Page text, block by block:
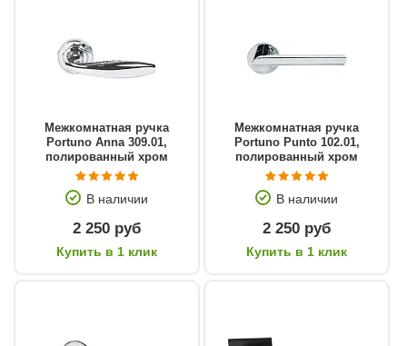
Межкомнатная ручка
Portuno Anna 309.01,
полированный хром
В наличии
2 250 руб
Купить в 1 клик
Межкомнатная ручка
Portuno Punto 102.01,
полированный хром
В наличии
2 250 руб
Купить в 1 клик